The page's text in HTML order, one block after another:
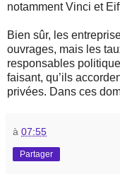
notamment Vinci et
Bien sûr, les
ouvrages, mais les
responsables
faisant, qu’ils
privées. Dans ces
à 07:55
Partager